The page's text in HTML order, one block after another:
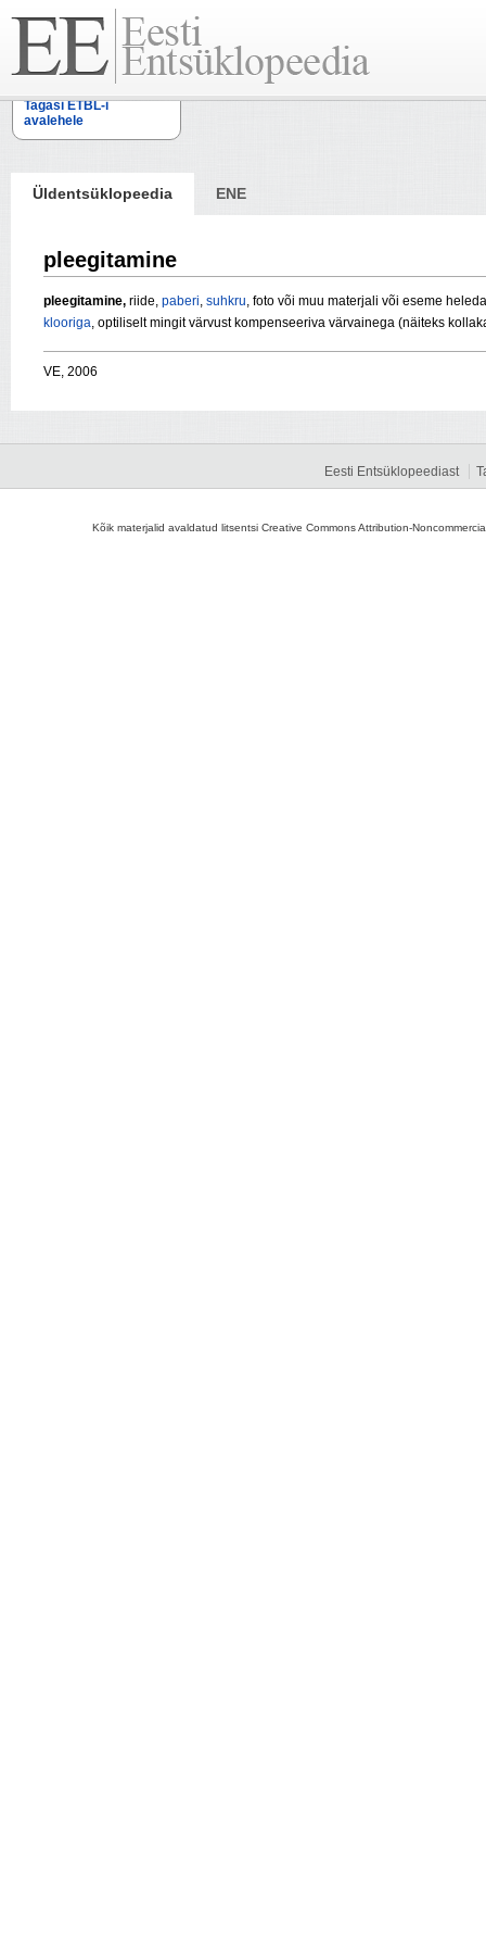
Tagasi ETBL-i
avalehele
Üldentsüklopeedia ENE
pleegitamine
pleegitamine, riide, paberi, suhkru, foto või muu materjali või eseme
klooriga, optiliselt mingit värvust kompenseeriva värvainega (näiteks
VE, 2006
Eesti Entsüklopeediast
Kõik materjalid avaldatud litsentsi Creative Commons Attribution-